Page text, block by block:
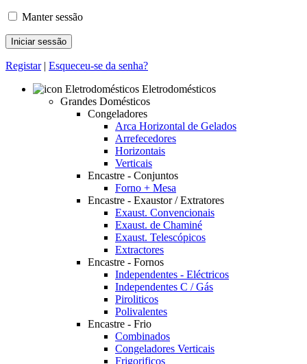
Manter sessão
Registar| Esqueceu-se da senha?
Eletrodomésticos
Grandes Domésticos
Congeladores
Arca Horizontal de Gelados
Arrefecedores
Horizontais
Verticais
Encastre - Conjuntos
Forno + Mesa
Encastre - Exaustor / Extratores
Exaust. Convencionais
Exaust. de Chaminé
Exaust. Telescópicos
Extractores
Encastre - Fornos
Independentes - Eléctricos
Independentes C / Gás
Piroliticos
Polivalentes
Encastre - Frio
Combinados
Congeladores Verticais
Frigorificos